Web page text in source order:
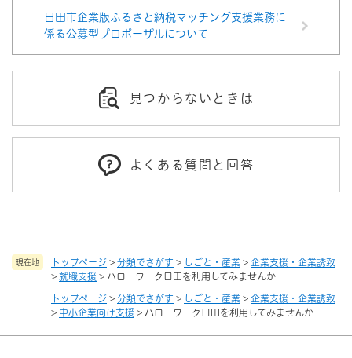
現在地 トップページ > 分類でさがす > しごと・産業 > 企業支援・企業誘致
> 就職支援 > ハローワーク日田を利用してみませんか
トップページ > 分類でさがす > しごと・産業 > 企業支援・企業誘致
> 中小企業向け支援 > ハローワーク日田を利用してみませんか
日田市企業版ふるさと納税マッチング支援業務に
係る公募型プロポーザルについて
見つからないときは
よくある質問と回答